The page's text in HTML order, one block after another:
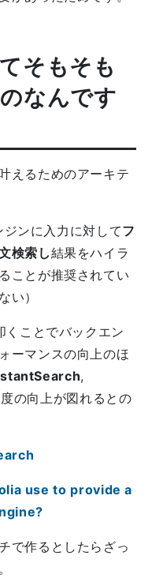
そもそも
なんです
えるためのアーキテ
ンに入力に対してフ
検索し結果をハイラ
ことが推奨されてい
い）
くことでバックエン
ーマンスの向上のほ
,
の向上が図れるとの
use to provide a
で作るとしたらざっ